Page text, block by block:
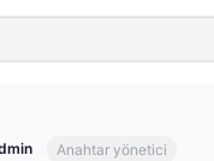
Anahtar yönetici